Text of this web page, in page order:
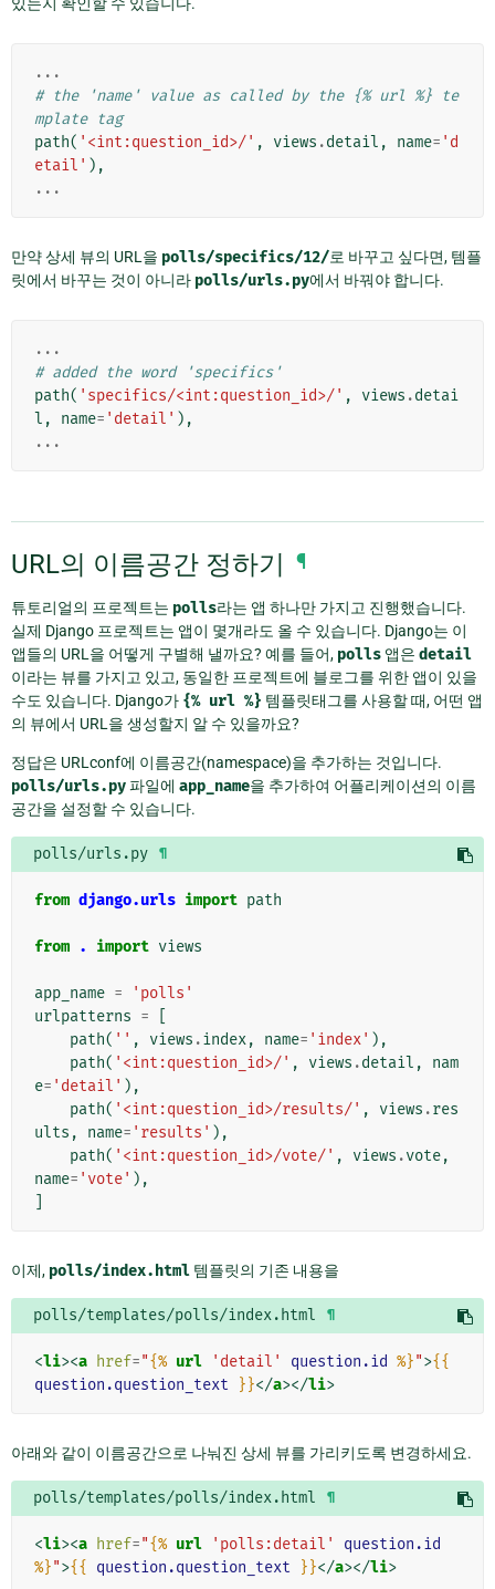
...
# the 'name' value as called by the {% url %} te
mplate tag
path( '<int:question_id>/' , views .detail , name= 'd
etail' ),
...
만약 상세 뷰의 URL을 polls/specifics/12/로 바꾸고 싶다면, 템플
릿에서 바꾸는 것이 아니라 polls/urls.py에서 바꿔야 합니다.
...
# added the word 'specifics'
path( 'specifics/<int:question_id>/' , views .detai
l , name= 'detail' ),
...
URL의 이름공간 정하기 ¶
튜토리얼의 프로젝트는 polls라는 앱 하나만 가지고 진행했습니다.
실제 Django 프로젝트는 앱이 몇개라도 올 수 있습니다. Django는 이
앱들의 URL을 어떻게 구별해 낼까요? 예를 들어, polls 앱은 detail
이라는 뷰를 가지고 있고, 동일한 프로젝트에 블로그를 위한 앱이 있을
수도 있습니다. Django가 {% url %} 템플릿태그를 사용할 때, 어떤 앱
의 뷰에서 URL을 생성할지 알 수 있을까요?
정답은 URLconf에 이름공간(namespace)을 추가하는 것입니다.
polls/urls.py파일에 app_name을 추가하여 어플리케이션의 이름
공간을 설정할 수 있습니다.
polls/urls.py ¶
from django.urls import path
from . import views
app_name =
'polls'
urlpatterns =
path( '' , views .index, name= 'index' ),
path( '<int:question_id>/' , views .detail ,
nam
e= 'detail' ),
path( '<int:question_id>/results/' , views .res
ults , name= 'results' ),
path( '<int:question_id>/vote/' , views .vote,
name= 'vote' ),
이제, polls/index.html 템플릿의 기존 내용을
polls/templates/polls/index.html ¶
<li><a href="{% url 'detail' question.id %}">{{
question.question_text
}}</a></li>
아래와 같이 이름공간으로 나눠진 상세 뷰를 가리키도록 변경하세요.
polls/templates/polls/index.html ¶
<li><a href="{% url 'polls:detail'
question.id
%}">{{ question.question_text }}</a></li>